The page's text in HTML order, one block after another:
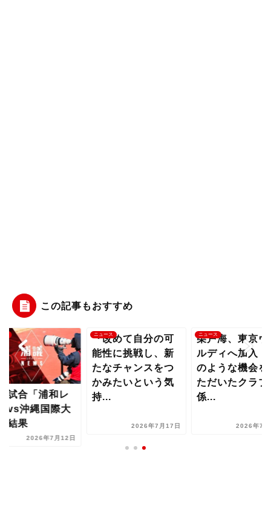
この記事もおすすめ
試合「浦和レ
vs沖縄国際大
結果
2026年7月12日
ニュース
『改めて自分の可
能性に挑戦し、新
たなチャンスをつ
かみたいという気
持...
2026年7月17日
ニュース
柴戸海、東京ヴ
ルディへ加入「
のような機会を
ただいたクラブ
係...
2026年7